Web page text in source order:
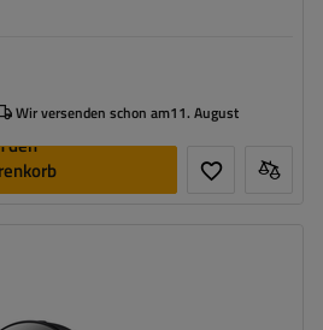
Wir versenden schon am11. August
den